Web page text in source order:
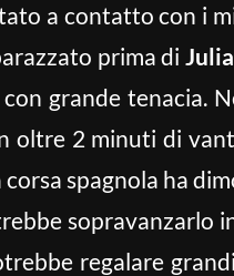
a contatto con i
prima di
grande tenacia.
oltre 2 minuti di
spagnola ha
sopravanzarlo
regalare